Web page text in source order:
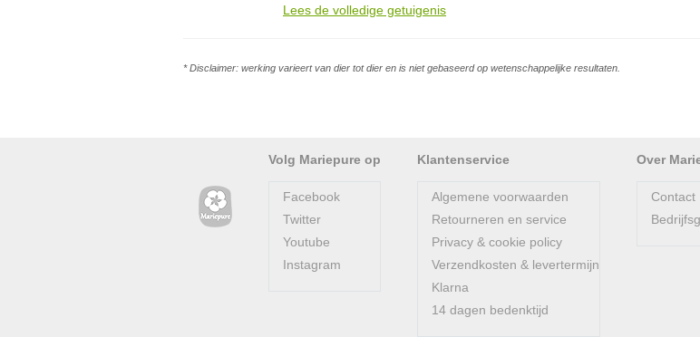
Lees de volledige getuigenis
* Disclaimer: werking varieert van dier tot dier en is niet gebaseerd op wetenschappelijke resultaten.
Volg Mariepure op
Facebook
Twitter
Youtube
Instagram
Klantenservice
Algemene voorwaarden
Retourneren en service
Privacy & cookie policy
Verzendkosten & levertermijn
Klarna
14 dagen bedenktijd
Over
Contact